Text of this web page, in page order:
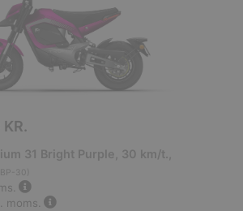
31 Bright Purple, 30 km/t.,
30
moms.